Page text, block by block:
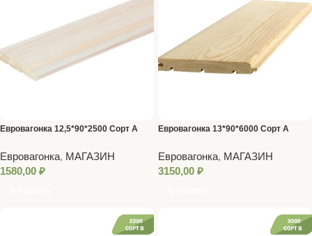
Евровагонка 12,5*90*2500 Сорт A
Евровагонка, МАГАЗИН
1580,00 ₽
Евровагонка 13*90*6000 Сорт A
Евровагонка, МАГАЗИН
3150,00 ₽